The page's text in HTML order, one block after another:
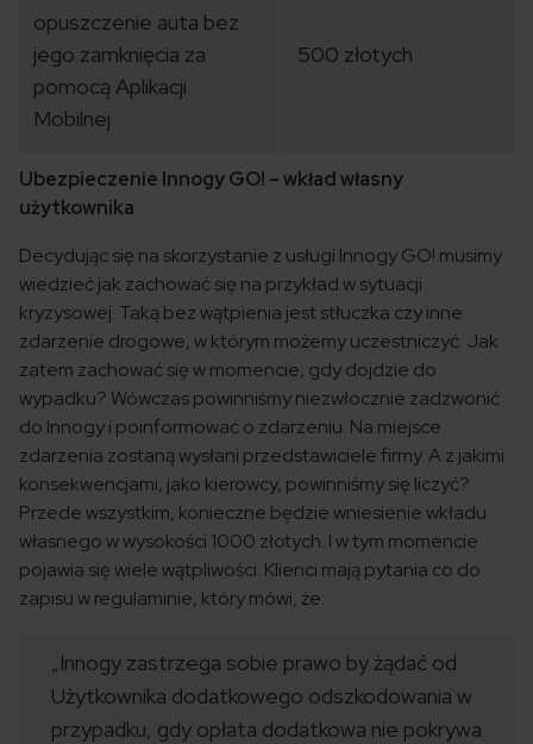
opuszczenie auta bez
jego zamknięcia za
pomocą Aplikacji
Mobilnej
500 złotych
Ubezpieczenie Innogy GO! – wkład własny
użytkownika
Decydując się na skorzystanie z usługi Innogy GO! musimy
wiedzieć jak zachować się na przykład w sytuacji
kryzysowej. Taką bez wątpienia jest stłuczka czy inne
zdarzenie drogowe, w którym możemy uczestniczyć. Jak
zatem zachować się w momencie, gdy dojdzie do
wypadku? Wówczas powinniśmy niezwłocznie zadzwonić
do Innogy i poinformować o zdarzeniu. Na miejsce
zdarzenia zostaną wysłani przedstawiciele firmy. A z jakimi
konsekwencjami, jako kierowcy, powinniśmy się liczyć?
Przede wszystkim, konieczne będzie wniesienie wkładu
własnego w wysokości 1000 złotych. I w tym momencie
pojawia się wiele wątpliwości. Klienci mają pytania co do
zapisu w regulaminie, który mówi, że:
„Innogy zastrzega sobie prawo by żądać od
Użytkownika dodatkowego odszkodowania w
przypadku, gdy opłata dodatkowa nie pokrywa